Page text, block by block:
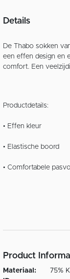
Details
De Thabo sokken
een effen design en
comfort. Een
Productdetails:
• Effen kleur
• Elastische boord
• Comfortabele
Product
Materiaal:
75%